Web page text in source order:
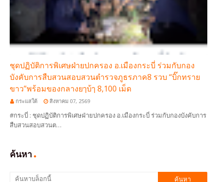
ชุดปฏิบัติการพิเศษฝ่ายปกครอง อ.เมืองกระบี่ ร่วมกับกอง
บังคับการสืบสวนสอบสวนตำรวจภูธรภาค8 รวบ “บิ๊กทราย
ขาว”พร้อมของกลางยๅบ้ๅ 8,100 เม็ด
กระแสใต้ สิงหาคม 07, 2569
#กระบี่ : ชุดปฏิบัติการพิเศษฝ่ายปกครอง อ.เมืองกระบี่ ร่วมกับกองบังคับการ
สืบสวนสอบสวนต…
ค้นหา